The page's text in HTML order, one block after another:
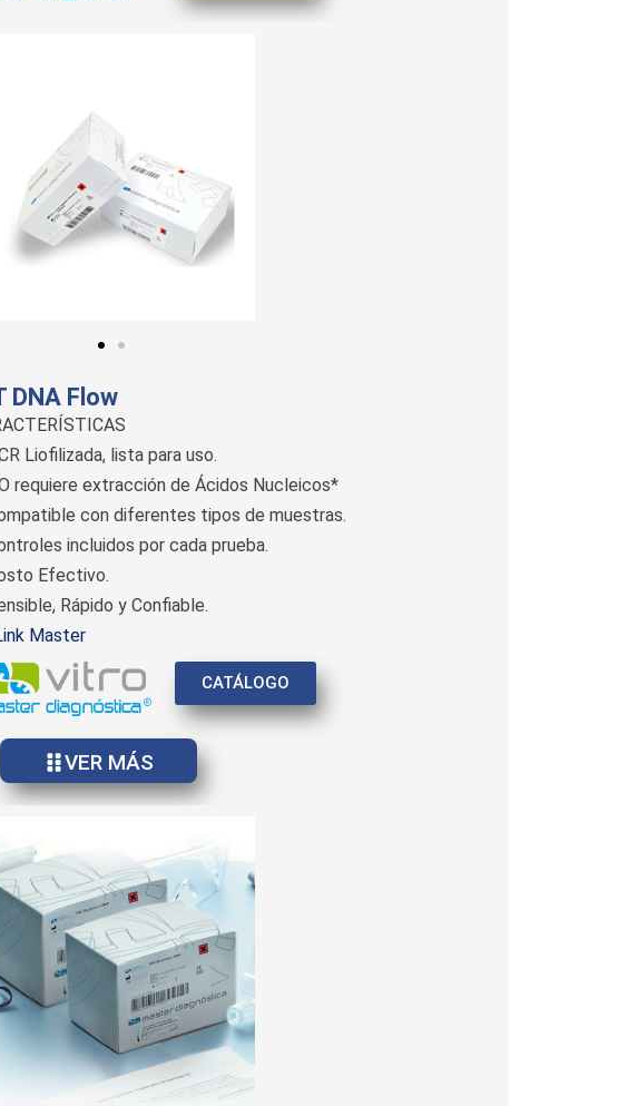
DNA Flow
Liofilizada, lista para uso.
requiere extracción de Ácidos Nucleicos*
con diferentes tipos de muestras.
incluidos por cada prueba.
Efectivo.
Rápido y Confiable.
Master
CATÁLOGO
VER MÁS